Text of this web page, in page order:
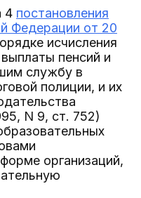
4 постановления
Федерации от 20
исчисления
пенсий и
службу в
полиции, и их
N 9, ст. 752)
организаций,